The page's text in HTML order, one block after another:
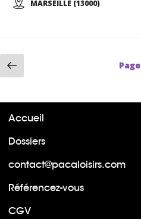
MARSEILLE (13000)
précédente
Page
Accueil
Dossiers
contact@pacaloisirs.com
Référencez-vous
CGV